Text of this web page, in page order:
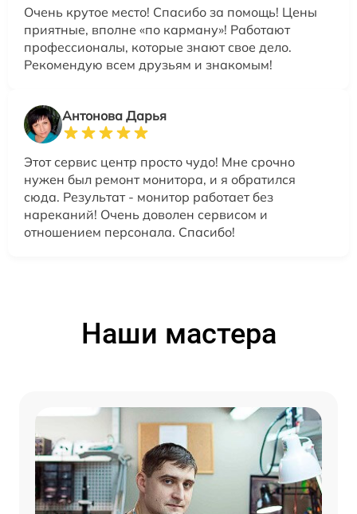
Очень крутое место! Спасибо за помощь! Цены
приятные, вполне «по карману»! Работают
профессионалы, которые знают свое дело.
Рекомендую всем друзьям и знакомым!
Антонова Дарья
Этот сервис центр просто чудо! Мне срочно
нужен был ремонт монитора, и я обратился
сюда. Результат - монитор работает без
нареканий! Очень доволен сервисом и
отношением персонала. Спасибо!
Наши мастера